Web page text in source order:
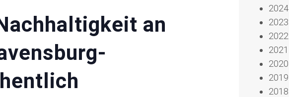
an
2024
2023
2022
2021
2020
2019
2018